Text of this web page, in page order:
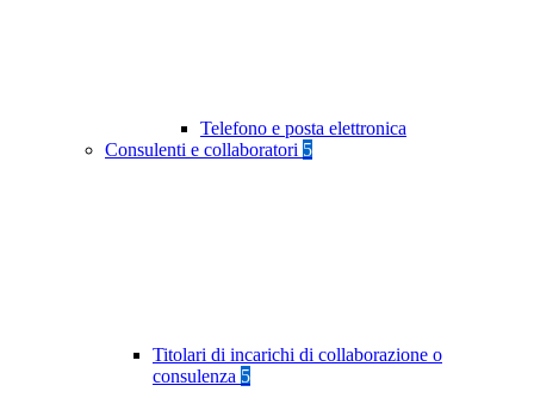
Telefono e posta elettronica
Consulenti e collaboratori 5
Titolari di incarichi di collaborazione o
consulenza 5